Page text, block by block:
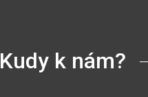
Kudy k nám?